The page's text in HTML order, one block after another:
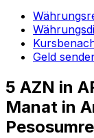
Geld
5 AZN in
Manat in